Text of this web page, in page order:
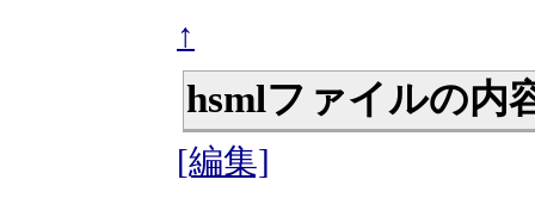
↑
hsmlファイルの内
[編集]